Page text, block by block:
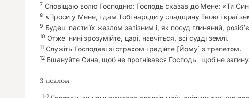
7 Сповіщаю волю Господню: Господь сказав до Мене: «Ти Син
8 «Проси у Мене, і дам Тобі народи у спадщину Твою і краї
9 Будеш пасти їх жезлом залізним і, як посуд глиняний,
10 Отже, нині зрозумійте, царі, навчіться, всі судді землі.
11 Служіть Господеві зі страхом і радійте [Йому] з трепетом.
12 Вшануйте Сина, щоб не прогнівався Господь і щоб не
3 псалом
1-2